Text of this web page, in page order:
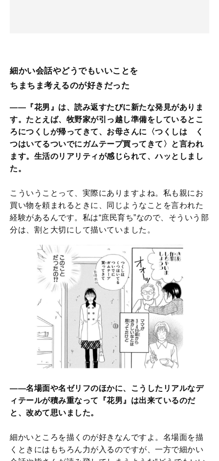
細かい会話やどうでもいいことを
ちまちま考えるのが好きだった
——『花男』は、読み返すたびに新たな発見がありま
す。たとえば、牧野家が引っ越し準備をしているとこ
ろにつくしが帰ってきて、お母さんに〈つくしは く
つはいてるついでにガムテープ買ってきて〉と言われ
ます。生活のリアリティが感じられて、ハッとしまし
た。
こういうことって、実際にありますよね。私も親にお
買い物を頼まれるときに、同じようなことを言われた
経験があるんです。私は“庶民育ち”なので、そういう部
分は、割と大切にして描いていました。
——名場面や名ゼリフのほかに、こうしたリアルなデ
ィテールが積み重なって『花男』は出来ているのだ
と、改めて思いました。
細かいところを描くのが好きなんですよ。名場面を描
くときにはもちろん力が入るのですが、一方で細かい